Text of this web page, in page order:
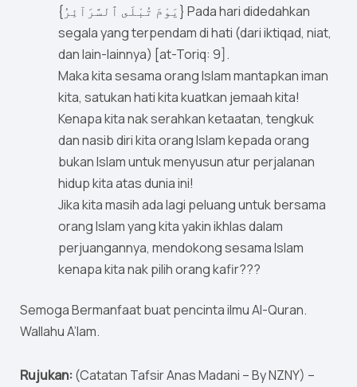
{يَوْمَ تُبْلَى ٱلسَّرَآئِرُ} Pada hari didedahkan
segala yang terpendam di hati (dari iktiqad, niat,
dan lain-lainnya) [at-Toriq: 9].
Maka kita sesama orang Islam mantapkan iman
kita, satukan hati kita kuatkan jemaah kita!
Kenapa kita nak serahkan ketaatan, tengkuk
dan nasib diri kita orang Islam kepada orang
bukan Islam untuk menyusun atur perjalanan
hidup kita atas dunia ini!
Jika kita masih ada lagi peluang untuk bersama
orang Islam yang kita yakin ikhlas dalam
perjuangannya, mendokong sesama Islam
kenapa kita nak pilih orang kafir???
Semoga Bermanfaat buat pencinta ilmu Al-Quran.
Wallahu A’lam.
Rujukan:(Catatan Tafsir Anas Madani – By NZNY) –